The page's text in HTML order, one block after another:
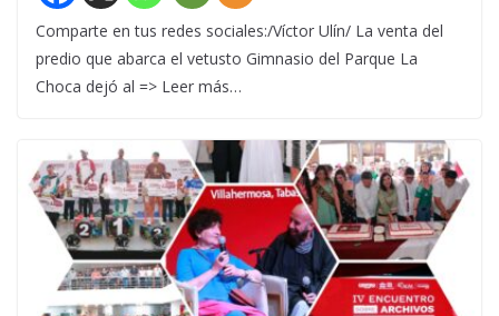
Comparte en tus redes sociales:/Víctor Ulín/ La venta del
predio que abarca el vetusto Gimnasio del Parque La
Choca dejó al => Leer más…